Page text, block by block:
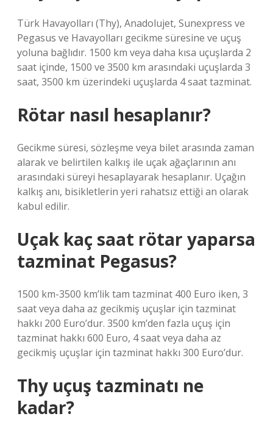
Türk Havayolları (Thy), Anadolujet, Sunexpress ve
Pegasus ve Havayolları gecikme süresine ve uçuş
yoluna bağlıdır. 1500 km veya daha kısa uçuşlarda 2
saat içinde, 1500 ve 3500 km arasındaki uçuşlarda 3
saat, 3500 km üzerindeki uçuşlarda 4 saat tazminat.
Rötar nasıl hesaplanır?
Gecikme süresi, sözleşme veya bilet arasında zaman
alarak ve belirtilen kalkış ile uçak ağaçlarının anı
arasındaki süreyi hesaplayarak hesaplanır. Uçağın
kalkış anı, bisikletlerin yeri rahatsız ettiği an olarak
kabul edilir.
Uçak kaç saat rötar yaparsa
tazminat Pegasus?
1500 km-3500 km’lik tam tazminat 400 Euro iken, 3
saat veya daha az gecikmiş uçuşlar için tazminat
hakkı 200 Euro’dur. 3500 km’den fazla uçuş için
tazminat hakkı 600 Euro, 4 saat veya daha az
gecikmiş uçuşlar için tazminat hakkı 300 Euro’dur.
Thy uçuş tazminatı ne
kadar?